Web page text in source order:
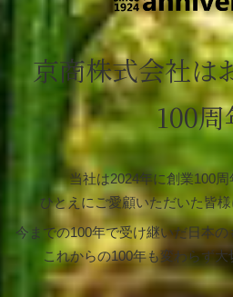
京商株式会社は
100
当社は2024年に創業100周
ひとえにご愛顧いただいた皆様
今までの100年で受け継いだ日本
これからの100年も変わらず